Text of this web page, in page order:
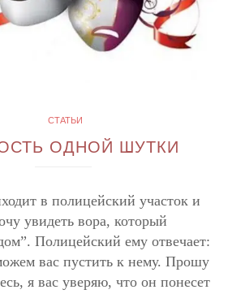
СТАТЬИ
ОДНОЙ ШУТКИ
в полицейский участок и
увидеть вора, который
Полицейский ему отвечает:
вас пустить к нему. Прошу
я вас уверяю, что он понесет